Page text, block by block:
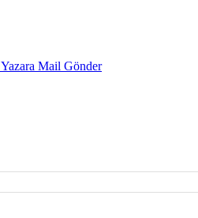
Yazara Mail Gönder